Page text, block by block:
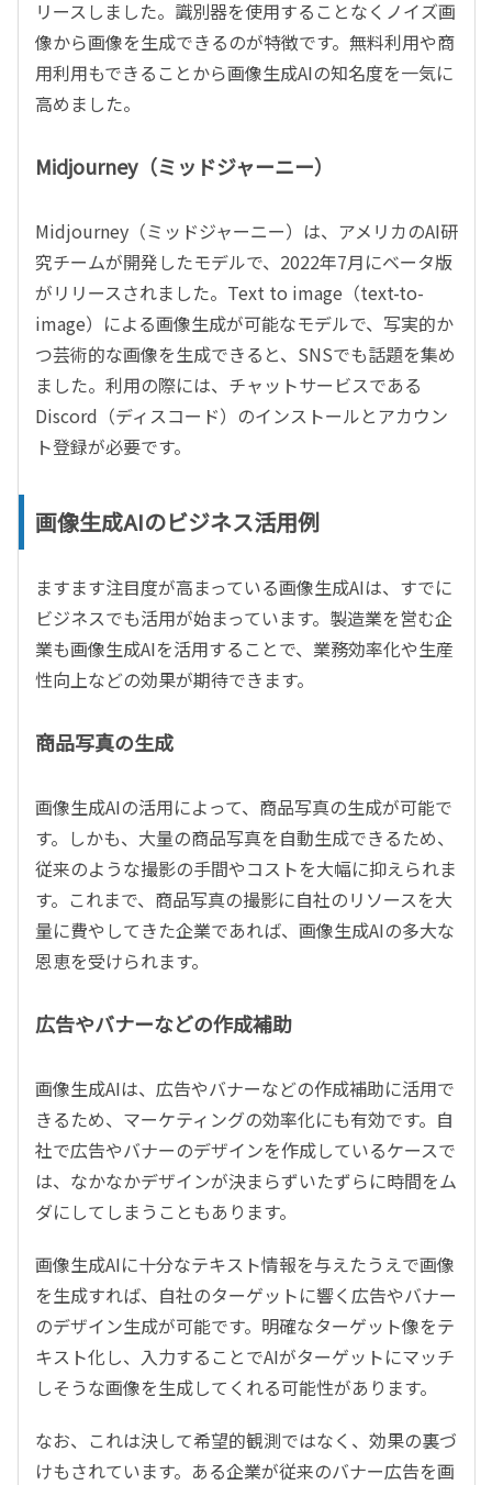
リースしました。識別器を使用することなくノイズ画
像から画像を生成できるのが特徴です。無料利用や商
用利用もできることから画像生成AIの知名度を一気に
高めました。
Midjourney（ミッドジャーニー）
Midjourney（ミッドジャーニー）は、アメリカのAI研
究チームが開発したモデルで、2022年7月にベータ版
がリリースされました。Text to image（text-to-
image）による画像生成が可能なモデルで、写実的か
つ芸術的な画像を生成できると、SNSでも話題を集め
ました。利用の際には、チャットサービスである
Discord（ディスコード）のインストールとアカウン
ト登録が必要です。
画像生成AIのビジネス活用例
ますます注目度が高まっている画像生成AIは、すでに
ビジネスでも活用が始まっています。製造業を営む企
業も画像生成AIを活用することで、業務効率化や生産
性向上などの効果が期待できます。
商品写真の生成
画像生成AIの活用によって、商品写真の生成が可能で
す。しかも、大量の商品写真を自動生成できるため、
従来のような撮影の手間やコストを大幅に抑えられま
す。これまで、商品写真の撮影に自社のリソースを大
量に費やしてきた企業であれば、画像生成AIの多大な
恩恵を受けられます。
広告やバナーなどの作成補助
画像生成AIは、広告やバナーなどの作成補助に活用で
きるため、マーケティングの効率化にも有効です。自
社で広告やバナーのデザインを作成しているケースで
は、なかなかデザインが決まらずいたずらに時間をム
ダにしてしまうこともあります。
画像生成AIに十分なテキスト情報を与えたうえで画像
を生成すれば、自社のターゲットに響く広告やバナー
のデザイン生成が可能です。明確なターゲット像をテ
キスト化し、入力することでAIがターゲットにマッチ
しそうな画像を生成してくれる可能性があります。
なお、これは決して希望的観測ではなく、効果の裏づ
けもされています。ある企業が従来のバナー広告を画